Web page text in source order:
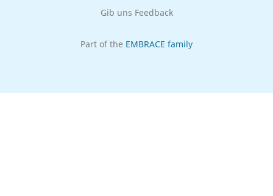
Gib uns Feedback
Part of the EMBRACE family